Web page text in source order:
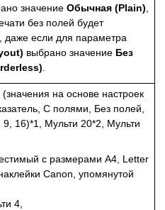
значение Обычная (Plain)
без полей будет
даже если для параметра
выбрано значение Без
на основе настроек
С полями, Без полей,
9, 16)*1, Мульти 20*2, Мульти
с размерами A4, Letter
Canon , упомянутой
4,